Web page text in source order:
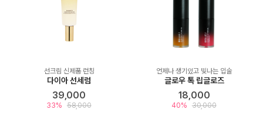
선크림 신제품 런칭
다이아 선세럼
39,000
33% 58,000
언제나 생기있고 빛나는 입술
글로우 톡 립글로즈
18,000
40% 30,000